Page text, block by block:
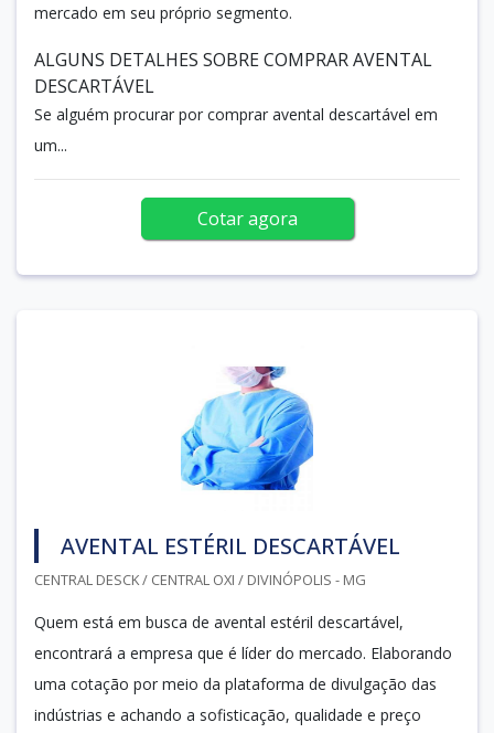
mercado em seu próprio segmento.
ALGUNS DETALHES SOBRE COMPRAR AVENTAL
DESCARTÁVEL
Se alguém procurar por comprar avental descartável em
um...
Cotar agora
AVENTAL ESTÉRIL DESCARTÁVEL
CENTRAL DESCK / CENTRAL OXI / DIVINÓPOLIS - MG
Quem está em busca de avental estéril descartável,
encontrará a empresa que é líder do mercado. Elaborando
uma cotação por meio da plataforma de divulgação das
indústrias e achando a sofisticação, qualidade e preço